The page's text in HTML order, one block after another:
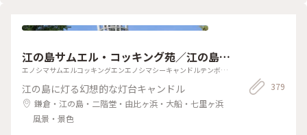
ドリンクとのセットにしました。 席に座りつつソワソワ待つ
い🤤と熱望していた理由がわかります。 創業当初から受け継が
れたフランスパンを器に、ビーフ、ジャガイモ、人参などの具
材がゴロゴロ入っています。も、本当にうんまーい🥰 パンを器
にしている系ってぼたっと落としてしまったりして綺麗に食べ
れません。なぜみなさんあんなにキレイに食べれるんでしょ
う？🤔 お土産用にこれまた名物の箱根山あんぱんシリーズか
ら季節限定の焼き栗あんぱんと温泉村の温泉パンをお買い上
ご🍓 が丸ごと一個入った#いちごあんぱん を頂きました
江の島サムエル・コッキング苑／江の島シ
ーキャンドル（展望灯台）
エノシマサムエルコッキングエンエノシマシーキャンドルテンボウ
江の島に灯る幻想的な灯台キャンドル
鎌倉・江の島・二階堂・由比ヶ浜・大船・七里ヶ浜
風景・景色
379